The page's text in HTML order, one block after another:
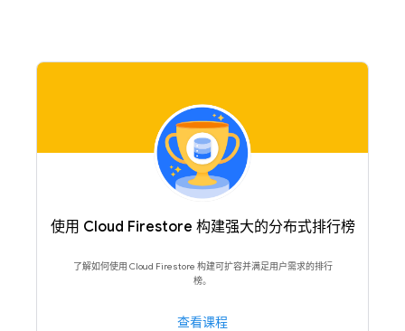
使用 Cloud Firestore 构建强大的分布式排行榜
了解如何使用 Cloud Firestore 构建可扩容并满足用户需求的排行
榜。
查看课程